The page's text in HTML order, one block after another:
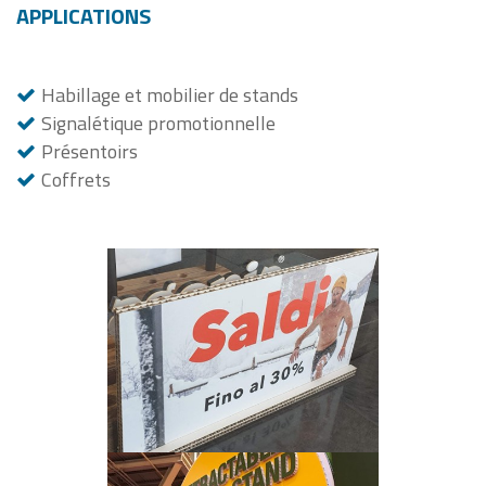
APPLICATIONS
Habillage et mobilier de stands
Signalétique promotionnelle
Présentoirs
Coffrets